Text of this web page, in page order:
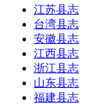
江苏县志
台湾县志
安徽县志
江西县志
浙江县志
山东县志
福建县志